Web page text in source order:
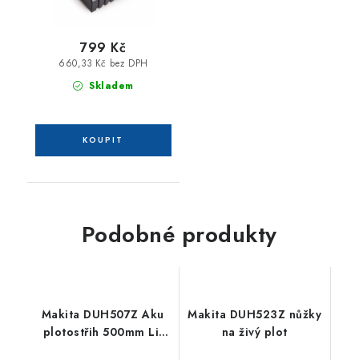
Skladem
660,33 Kč bez DPH
799 Kč
Podobné produkty
Makita DUH507Z Aku
plotostřih 500mm Li-
Makita DUH523Z nůžky
na živý plot